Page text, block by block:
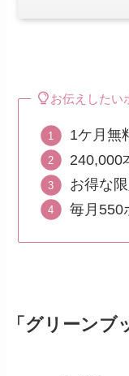
お伝えしたい
1ケ月無
240,000
お得な
毎月550
「グリーンブ